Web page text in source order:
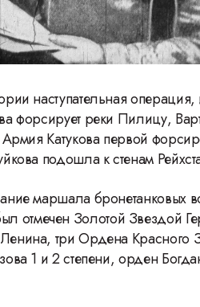
наступательная операция,
форсирует реки Пилицу,
Армия Катукова первой
подошла к стенам
маршала бронетанковых
отмечен Золотой Звездой
три Ордена Красного
1 и 2 степени, орден